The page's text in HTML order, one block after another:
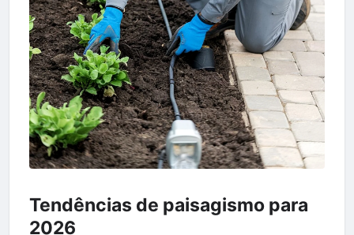
Tendências de paisagismo para
2026